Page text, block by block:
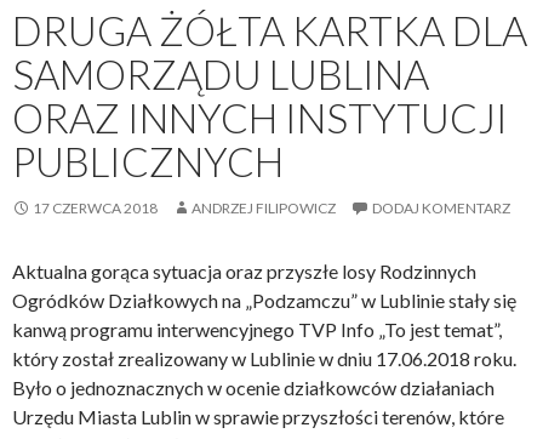
c
z
g
o
j
s
c
z
e
?
DRUGA ŻÓŁTA KARTKA DLA
SAMORZĄDU LUBLINA
ORAZ INNYCH INSTYTUCJI
PUBLICZNYCH
17 CZERWCA 2018 ANDRZEJ FILIPOWICZ DODAJ KOMENTARZ
Aktualna gorąca sytuacja oraz przyszłe losy Rodzinnych
Ogródków Działkowych na „Podzamczu” w Lublinie stały się
kanwą programu interwencyjnego TVP Info „To jest temat”,
który został zrealizowany w Lublinie w dniu 17.06.2018 roku.
Było o jednoznacznych w ocenie działkowców działaniach
Urzędu Miasta Lublin w sprawie przyszłości terenów, które